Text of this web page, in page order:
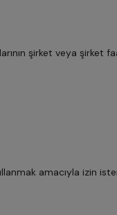
şirket veya şirket
amacıyla izin